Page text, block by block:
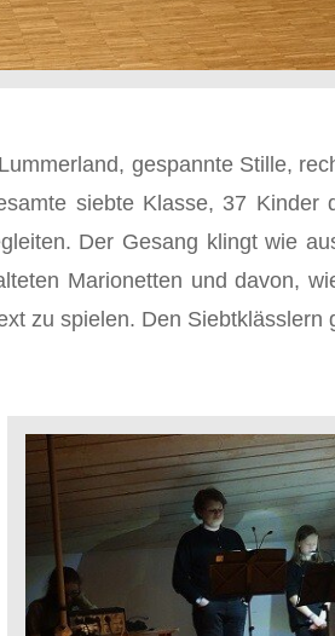
gespannte Stille,
siebte Klasse, 37 Kinder
Der Gesang klingt wie
Marionetten und davon,
zu spielen. Den Siebtklässlern